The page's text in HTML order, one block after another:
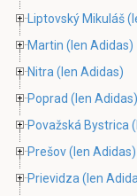
Liptovský Mikuláš
Martin (len Adidas)
Nitra (len Adidas)
Poprad (len Adidas)
Považská Bystrica
Prešov(len Adidas)
Prievidza (len